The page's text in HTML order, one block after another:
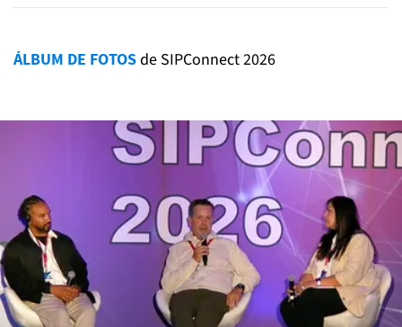
ÁLBUM DE FOTOSde SIPConnect 2026